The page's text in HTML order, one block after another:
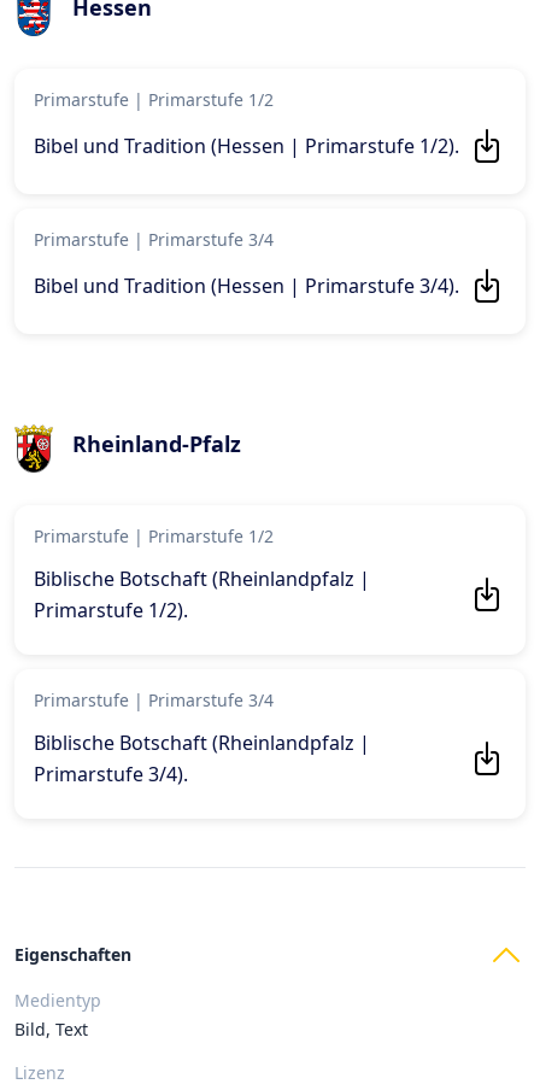
Hessen
Primarstufe | Primarstufe 1/2
Bibel und Tradition (Hessen | Primarstufe 1/2).
Primarstufe | Primarstufe 3/4
Bibel und Tradition (Hessen | Primarstufe 3/4).
Rheinland-Pfalz
Primarstufe | Primarstufe 1/2
Biblische Botschaft (Rheinlandpfalz |
Primarstufe 1/2).
Primarstufe | Primarstufe 3/4
Biblische Botschaft (Rheinlandpfalz |
Primarstufe 3/4).
Eigenschaften
Medientyp
Bild, Text
Lizenz